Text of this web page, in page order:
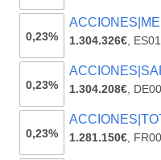
0,23% 1.304.326€,
0,23% 1.304.208€,
0,23% 1.281.150€,